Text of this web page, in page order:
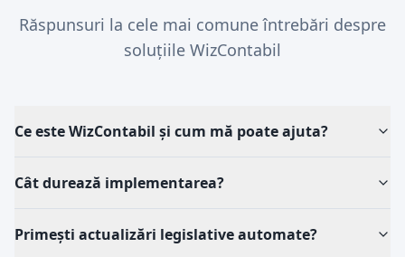
Răspunsuri la cele mai comune întrebări despre
soluțiile WizContabil
Ce este WizContabil și cum mă poate ajuta?
Cât durează implementarea?
Primești actualizări legislative automate?